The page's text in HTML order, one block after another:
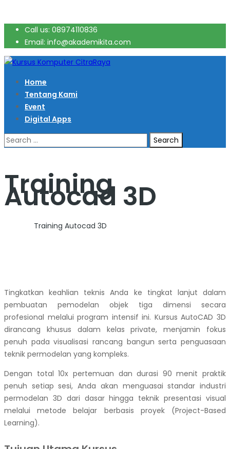
Call us: 08974110836
Email: info@akademikita.com
Home
Tentang Kami
Event
Digital Apps
Search
for:
Training
Autocad 3D
Training Autocad 3D
Tingkatkan keahlian teknis Anda ke tingkat lanjut dalam
pembuatan pemodelan objek tiga dimensi secara
profesional melalui program intensif ini. Kursus AutoCAD 3D
dirancang khusus dalam kelas private, menjamin fokus
penuh pada visualisasi rancang bangun serta penguasaan
teknik permodelan yang kompleks.
Dengan total 10x pertemuan dan durasi 90 menit praktik
penuh setiap sesi, Anda akan menguasai standar industri
permodelan 3D dari dasar hingga teknik presentasi visual
melalui metode belajar berbasis proyek (Project-Based
Learning).